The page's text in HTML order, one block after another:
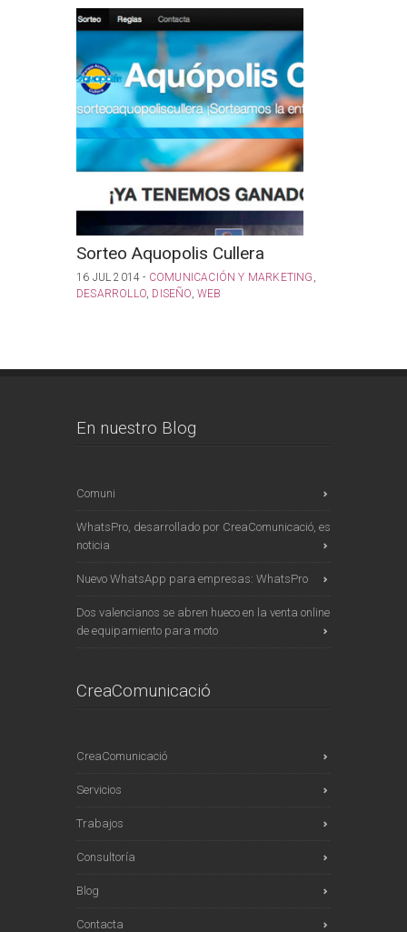
Sorteo Aquopolis Cullera
16 JUL 2014 - COMUNICACIÓN Y MARKETING ,
DESARROLLO, DISEÑO,WEB
En nuestro Blog
Comuni
WhatsPro, desarrollado por CreaComunicació, es
noticia
Nuevo WhatsApp para empresas: WhatsPro
Dos valencianos se abren hueco en la venta online
de equipamiento para moto
CreaComunicació
CreaComunicació
Servicios
Trabajos
Consultoría
Blog
Contacta